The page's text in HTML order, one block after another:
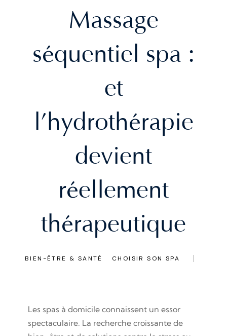
Massage
séquentiel spa :
et
l’hydrothérapie
devient
réellement
thérapeutique
BIEN-ÊTRE & SANTÉ CHOISIR SON SPA
Les spas à domicile connaissent un essor
spectaculaire. La recherche croissante de